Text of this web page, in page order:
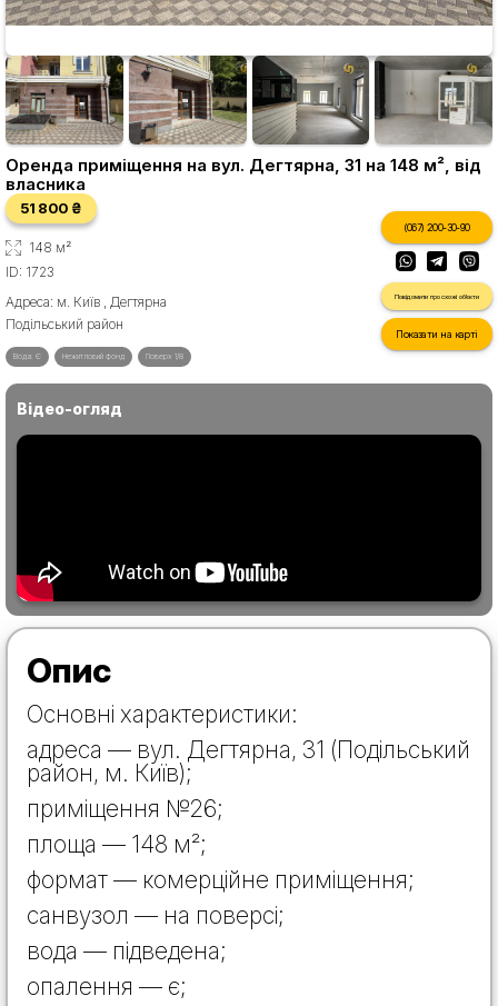
Оренда приміщення на вул. Дегтярна, 31 на 148 м², від
власника
51 800 ₴
148 м²
ID: 1723
Адреса: м. Київ , Дегтярна
Подільський район
(067) 200-30-90
Повідомити про схожі об'єкти
Показати на карті
Вода: Є Нежитловий фонд Поверх 1/8
Відео-огляд
Опис
Основні характеристики:
адреса — вул. Дегтярна, 31 (Подільський
район, м. Київ);
приміщення №26;
площа — 148 м²;
формат — комерційне приміщення;
санвузол — на поверсі;
вода — підведена;
опалення — є;